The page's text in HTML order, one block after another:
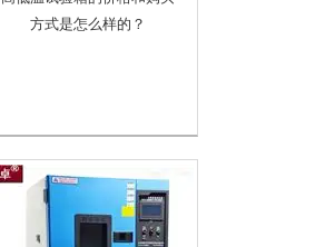
方式是怎么样的？